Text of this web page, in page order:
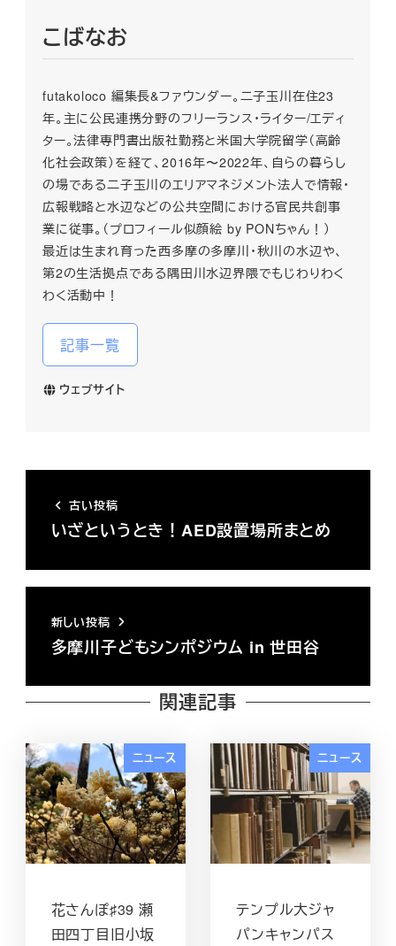
こばなお
futakoloco 編集長&ファウンダー。二子玉川在住23
年。主に公民連携分野のフリーランス・ライター/エディ
ター。法律専門書出版社勤務と米国大学院留学（高齢
化社会政策）を経て、2016年〜2022年、自らの暮らし
の場である二子玉川のエリアマネジメント法人で情報・
広報戦略と水辺などの公共空間における官民共創事
業に従事。（プロフィール似顔絵 by PONちゃん！）
最近は生まれ育った西多摩の多摩川・秋川の水辺や、
第2の生活拠点である隅田川水辺界隈でもじわりわく
わく活動中！
記事一覧
ウェブサイト
古い投稿
いざというとき！AED設置場所まとめ
新しい投稿
多摩川子どもシンポジウム in 世田谷
関連記事
ニュース
花さんぽ♯39 瀬
田四丁目旧小坂
ニュース
テンプル大ジャ
パンキャンパス